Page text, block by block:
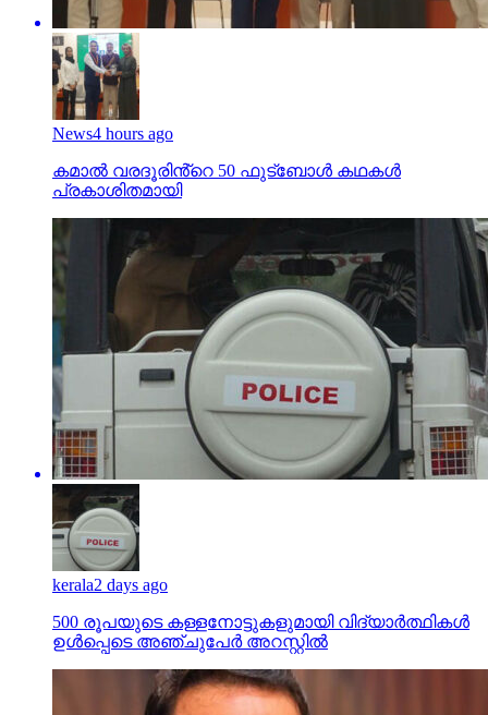
News4 hours ago
കമാൽ വരദൂരിൻ്റെ 50 ഫുട്ബോൾ കഥകൾ
പ്രകാശിതമായി
kerala2 days ago
500 രൂപയുടെ കള്ളനോട്ടുകളുമായി വിദ്യാര്‍ത്ഥികള്‍
ഉള്‍പ്പെടെ അഞ്ചുപേര്‍ അറസ്റ്റില്‍